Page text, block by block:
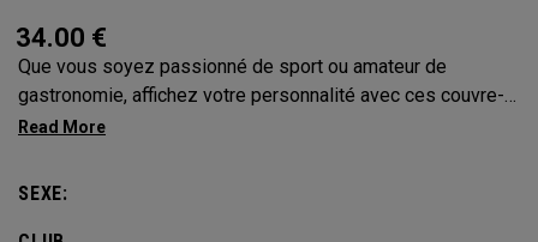
34.00 €
Que vous soyez passionné de sport ou amateur de
gastronomie, affichez votre personnalité avec ces couvre-
putters Odyssey
SEXE: